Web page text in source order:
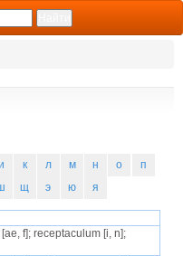
к л м н о
п
щ э ю я
f]; receptaculum [i, n];